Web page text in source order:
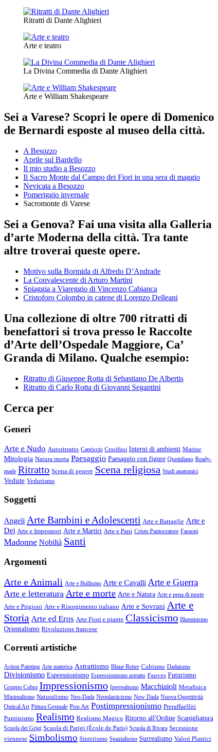
Ritratti di Dante Alighieri
Arte e teatro
La Divina Commedia di Dante Alighieri
Arte e William Shakespeare
Sei a Varese? Scopri le opere di Domenico
de Bernardi esposte al museo della città.
A Besozzo
Aprile sul Bardello
Il mio studio a Besozzo
Il Sacro Monte dal Campo dei Fiori in una sera di maggio
Nevicata a Besozzo
Pomeriggio invernale
Sacromonte di Varese
Sei a Genova? Fai una visita alla Galleria
d’arte Moderna della città. Tra tante
altre troverai queste opere.
Motivo sulla Bormida di Alfredo D’Andrade
La Convalescente di Arturo Martini
Spiaggia a Viareggio di Vincenzo Cabianca
Cristoforo Colombo in catene di Lorenzo Delleani
Una collezione di oltre 700 ritratti di
benefattori si trova presso le Raccolte
d’Arte dell’Ospedale Maggiore, Ca’
Granda di Milano. Qualche esempio:
Ritratto di Giuseppe Rotta di Sebastiano De Albertis
Ritratto di Carlo Rotta di Giovanni Segantini
Cerca per
Generi
Arte e Nudo Autoritratto Capriccio Crocifissi Interni di ambienti Marine
Mitologia Natura morta Paesaggio Paesaggio con figure Quotidiano Ready-
made Ritratto Scena di genere Scena religiosa Studi anatomici
Vedute Vedutismo
Soggetti
Angeli Arte Bambini e Adolescenti Arte e Battaglie Arte e
Dei Arte e Imperatori Arte e Martiri Arte e Papi Cristo Pantocratore Faraoni
Madonne Nobiltà Santi
Argomenti
Arte e Animali Arte e Bullismo Arte e Cavalli Arte e Guerra
Arte e letteratura Arte e morte Arte e Natura Arte e pena di morte
Arte e Prigioni Arte e Risorgimento italiano Arte e Sovrani Arte e
Storia Arte ed Eros Arte Fiori e piante Classicismo Illuminismo
Orientalismo Rivoluzione francese
Correnti artistiche
Action Painting Arte materica Astrattismo Blaue Reiter Cubismo Dadaismo
Divisionismo Espressionismo Espressionismo astratto Fauves Futurismo
Gruppo Cobra Impressionismo Iperrealismo Macchiaioli Metafisica
Minimalismo Naturalismo Neo-Dada Neoplasticismo New Dada Nuova Oggettività
Optical Art Pittura Gestuale Pop Art Postimpressionismo Preraffaelliti
Puntinismo Realismo Realismo Magico Ritorno all'Ordine Scapigliatura
Scuola dei Grigi Scuola di Parigi (École de Paris) Scuola di Rivara Secessione
viennese Simbolismo Sintetismo Spazialismo Surrealismo Valori Plastici